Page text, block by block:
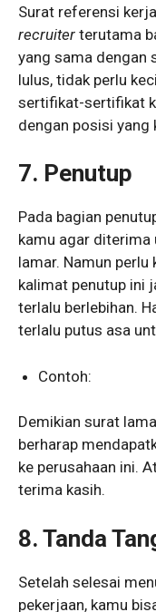
Surat referensi
recruiter terutama
yang sama dengan
lulus, tidak perlu
sertifikat-sertifikat
dengan posisi yang
7. Penutup
Pada bagian
kamu agar diterima
lamar. Namun
kalimat penutup ini
terlalu berlebihan.
terlalu putus asa
Contoh:
Demikian surat
berharap
ke perusahaan ini.
terima kasih.
8. Tanda
Setelah selesai
pekerjaan, kamu